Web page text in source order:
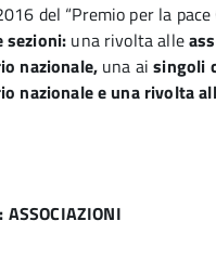
del “Premio per la
sezioni: una rivolta alle
nazionale, una aisingoli
nazionale e una rivolta
ASSOCIAZIONI